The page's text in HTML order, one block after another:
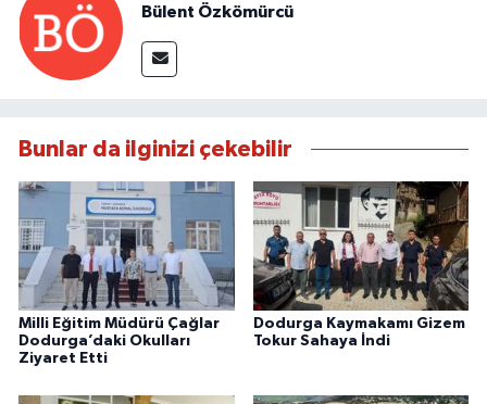
Bülent Özkömürcü
Bunlar da ilginizi çekebilir
Milli Eğitim Müdürü Çağlar
Dodurga’daki Okulları
Ziyaret Etti
Dodurga Kaymakamı Gizem
Tokur Sahaya İndi